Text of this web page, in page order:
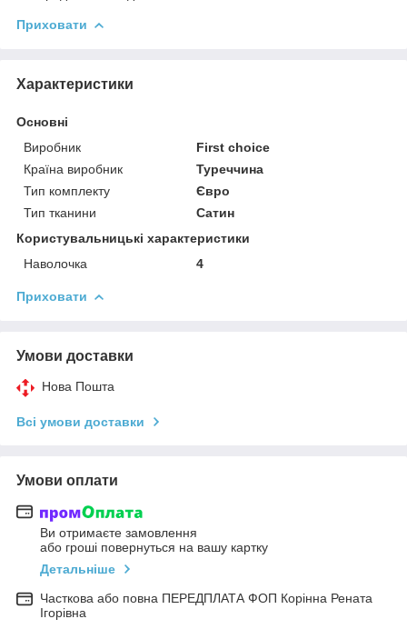
Приховати
Характеристики
Основні
Виробник
First choice
Країна виробник
Туреччина
Тип комплекту
Євро
Тип тканини
Сатин
Користувальницькі характеристики
Наволочка
4
Приховати
Умови доставки
Нова Пошта
Всі умови доставки
Умови оплати
Ви отримаєте замовлення
або гроші повернуться на вашу картку
Детальніше
Часткова або повна ПЕРЕДПЛАТА ФОП Корінна Рената
Ігорівна